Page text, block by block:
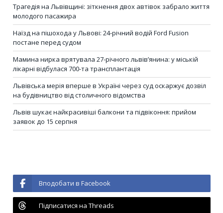
Трагедія на Львівщині: зіткнення двох автівок забрало життя
молодого пасажира
Наїзд на пішохода у Львові: 24-річний водій Ford Fusion
постане перед судом
Мамина нирка врятувала 27-річного львів’янина: у міській
лікарні відбулася 700-та трансплантація
Львівська мерія вперше в Україні через суд оскаржує дозвіл
на будівництво від столичного відомства
Львів шукає найкрасивіші балкони та підвіконня: прийом
заявок до 15 серпня
Вподобати в Facebook
Підписатися на Threads